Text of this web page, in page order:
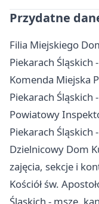
Przydatne
Filia Miejskiego
Piekarach
Komenda Miejska
Piekarach Śląskich
Powiatowy
Piekarach Śląskich
Dzielnicowy Dom
zajęcia, sekcje i
Kościół św.